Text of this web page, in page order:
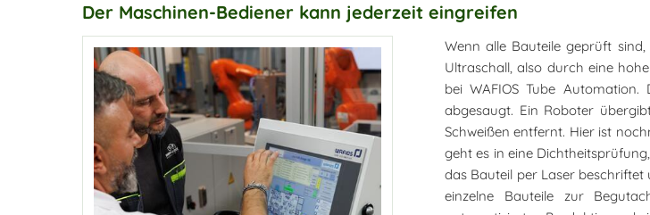
Der Maschinen-Bediener kann jederzeit eingreifen
Wenn alle Bauteile geprüft
Ultraschall, also durch eine
bei WAFIOS Tube
abgesaugt. Ein Roboter
Schweißen entfernt. Hier ist
geht es in eine
das Bauteil per Laser beschriftet
einzelne Bauteile zur